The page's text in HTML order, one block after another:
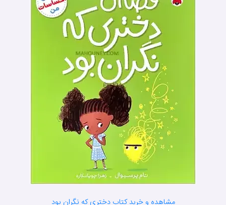
مشاهده و خرید کتاب دختری که نگران بود